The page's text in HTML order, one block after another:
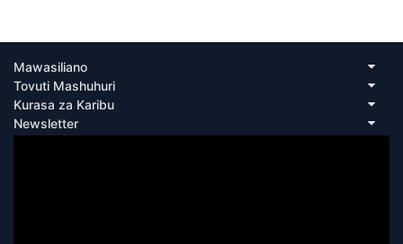
Mawasiliano
Tovuti Mashuhuri
Kurasa za Karibu
Newsletter